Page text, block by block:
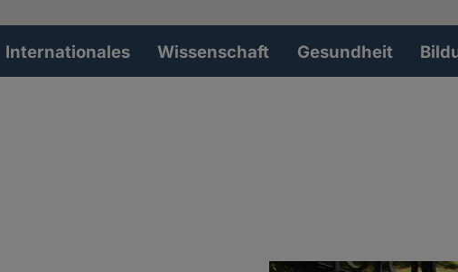
Volltextsuche
Internationales Wissenschaft Gesundheit